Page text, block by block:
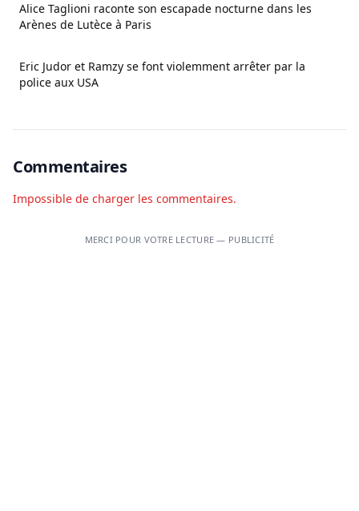
Alice Taglioni raconte son escapade nocturne dans les
Arènes de Lutèce à Paris
Eric Judor et Ramzy se font violemment arrêter par la
police aux USA
Commentaires
Impossible de charger les commentaires.
MERCI POUR VOTRE LECTURE — PUBLICITÉ